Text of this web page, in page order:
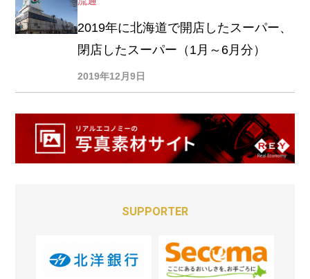
2019年に北海道で開店したスーパー、
閉店したスーパー（1月～6月分）
2019年12月9日
SUPPORTER